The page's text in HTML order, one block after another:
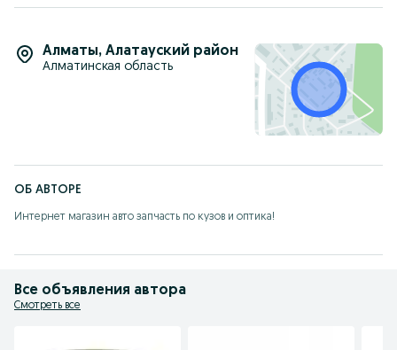
Алматы, Алатауский район
Алматинская область
ОБ АВТОРЕ
Интернет магазин авто запчасть по кузов и оптика!
Все объявления автора
Смотреть все